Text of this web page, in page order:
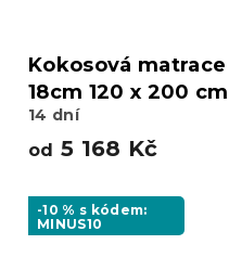
Kokosová matrace
18cm 120 x 200 cm
14 dní
od 5 168 Kč
-10 % s kódem:
MINUS10